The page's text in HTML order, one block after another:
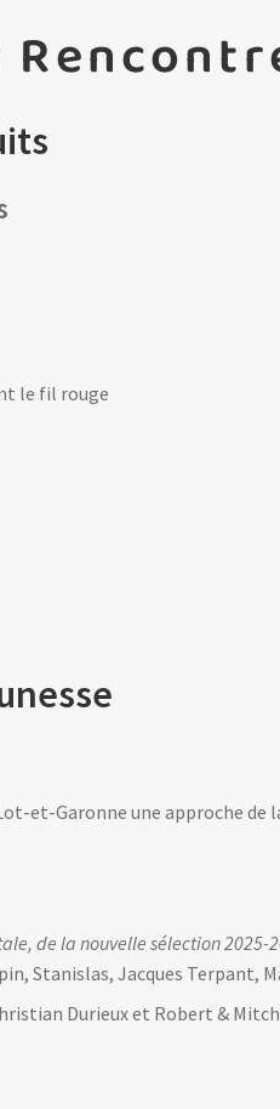
le fil rouge
et-Garonne une approche de
de la nouvelle sélection 2025-
Stanislas, Jacques
Durieux et Robert &